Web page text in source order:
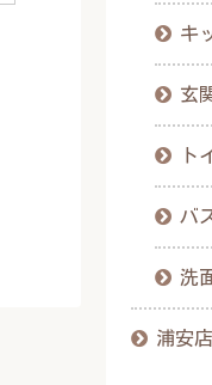
キ
玄
ト
バ
洗
浦安店